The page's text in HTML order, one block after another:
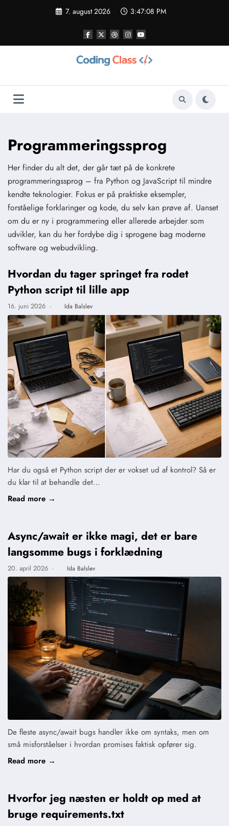
7. august 2026 3:47:09 PM
Programmeringssprog
Her finder du alt det, der går tæt på de konkrete
programmeringssprog – fra Python og JavaScript til mindre
kendte teknologier. Fokus er på praktiske eksempler,
forståelige forklaringer og kode, du selv kan prøve af. Uanset
om du er ny i programmering eller allerede arbejder som
udvikler, kan du her fordybe dig i sprogene bag moderne
software og webudvikling.
Hvordan du tager springet fra rodet
Python script til lille app
16. juni 2026 · Ida Balslev
Har du også et Python script der er vokset ud af kontrol? Så er
du klar til at behandle det…
Read more →
Async/await er ikke magi, det er bare
langsomme bugs i forklædning
20. april 2026 · Ida Balslev
De fleste async/await bugs handler ikke om syntaks, men om
små misforståelser i hvordan promises faktisk opfører sig.
Read more →
Hvorfor jeg næsten er holdt op med at
bruge requirements.txt